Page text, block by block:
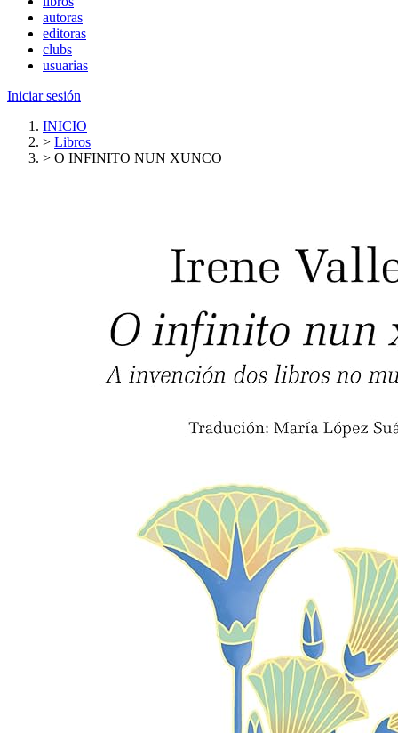
autoras
editoras
clubs
usuarias
Iniciar sesión
INICIO
> Libros
> O INFINITO NUN XUNCO